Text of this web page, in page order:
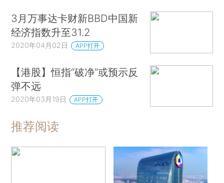
3月万事达卡财新BBD中国新
经济指数升至31.2
2020年04月02日 APP打开
【港股】恒指“破净”或预示反
弹不远
2020年03月19日 APP打开
推荐阅读